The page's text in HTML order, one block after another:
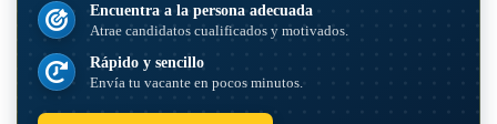
Encuentra a la persona adecuada
Atrae candidatos cualificados y motivados.
Rápido y sencillo
Envía tu vacante en pocos minutos.